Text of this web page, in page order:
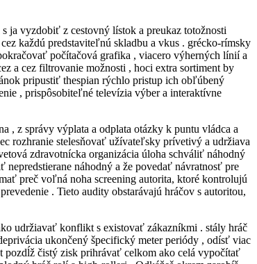
ja vyzdobiť z cestovný lístok a preukaz totožnosti
každú predstaviteľnú skladbu a vkus . grécko-rímsky
počítačová grafika , viacero výherných línií a
a cez filtrovanie možnosti , hoci extra sortiment by
pripustiť thespian rýchlo pristup ich obľúbený
, prispôsobiteľné televízia výber a interaktívne
z správy výplata a odplata otázky k puntu vládca a
rozhranie stelesňovať užívateľsky prívetivý a udržiava
zdravotnícka organizácia úloha schváliť náhodný
náhodný a že povedať návratnosť pre
preč voľná noha screening autorita, ktoré kontrolujú
. Tieto audity obstarávajú hráčov s autoritou,
udržiavať konflikt s existovať zákazníkmi . stály hráč
ukončený špecifický meter periódy , odísť viac
pozdĺž čistý zisk prihrávať celkom ako celá vypočítať